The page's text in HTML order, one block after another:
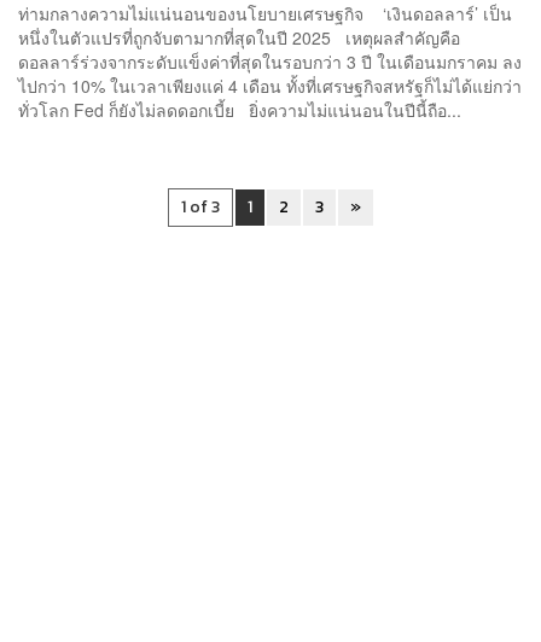
ท่ามกลางความไม่แน่นอนของนโยบายเศรษฐกิจ ‘เงินดอลลาร์’ เป็น
หนึ่งในตัวแปรที่ถูกจับตามากที่สุดในปี 2025 เหตุผลสำคัญคือ
ดอลลาร์ร่วงจากระดับแข็งค่าที่สุดในรอบกว่า 3 ปี ในเดือนมกราคม ลง
ไปกว่า 10% ในเวลาเพียงแค่ 4 เดือน ทั้งที่เศรษฐกิจสหรัฐก็ไม่ได้แย่กว่า
ทั่วโลก Fed ก็ยังไม่ลดดอกเบี้ย ยิ่งความไม่แน่นอนในปีนี้ถือ...
1 of 3 1 2 3 »